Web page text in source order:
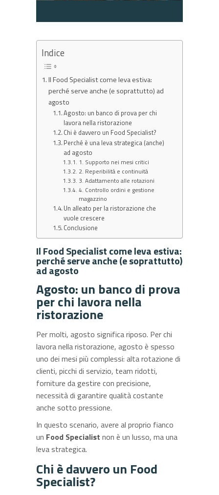
Indice
Il Food Specialist come leva estiva:
perché serve anche (e soprattutto) ad
agosto
Agosto: un banco di prova per chi
lavora nella ristorazione
Chi è davvero un Food Specialist?
Perché è una leva strategica (anche)
ad agosto
1. Supporto nei mesi critici
2. Reperibilità e continuità
3. Adattamento alle rotazioni
4. Controllo ordini e gestione
magazzino
Un alleato per la ristorazione che
vuole crescere
Conclusione
Il Food Specialist come leva estiva:
perché serve anche (e soprattutto)
ad agosto
Agosto: un banco di prova
per chi lavora nella
ristorazione
Per molti, agosto significa riposo. Per chi
lavora nella ristorazione, agosto è spesso
uno dei mesi più complessi: alta rotazione di
clienti, picchi di servizio, team ridotti,
forniture da gestire con precisione,
necessità di garantire qualità costante
anche sotto pressione.
In questo scenario, avere al proprio fianco
un Food Specialist non è un lusso, ma una
leva strategica.
Chi è davvero un Food
Specialist?